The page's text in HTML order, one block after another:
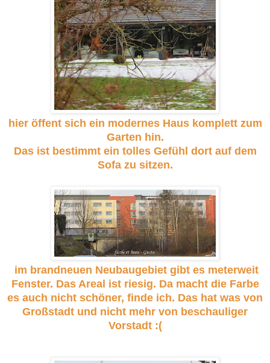
hier öffent sich ein modernes Haus komplett zum
Garten hin.
Das ist bestimmt ein tolles Gefühl dort auf dem
Sofa zu sitzen.
im brandneuen Neubaugebiet gibt es meterweit
Fenster. Das Areal ist riesig. Da macht die Farbe
es auch nicht schöner, finde ich. Das hat was von
Großstadt und nicht mehr von beschauliger
Vorstadt :(